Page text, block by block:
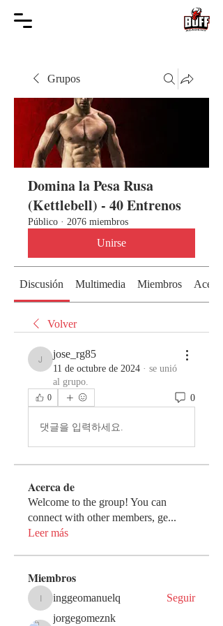
Grupos
Domina la Pesa Rusa
(Kettlebell) - 40 Entrenos
Público · 2076 miembros
Unirse
Discusión Multimedia Miembros Acerca
Volver
jose_rg85
jose_rg85
11 de octubre de 2024 · se unió
al grupo.
0 0
댓글을 입력하세요.
Acerca de
Welcome to the group! You can
connect with other members, ge...
Leer más
Miembros
inggeomanuelq
inggeomanuelq
Seguir
jorgegomeznk